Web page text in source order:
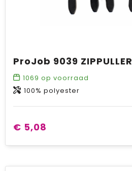
ProJob 9039 ZIPPULLER
1069 op voorraad
100% polyester
€ 5,08